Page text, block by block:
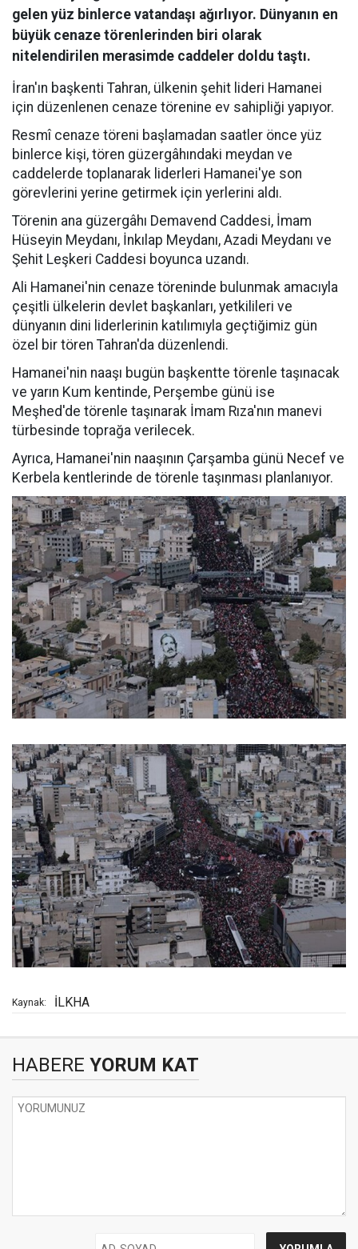
gelen yüz binlerce vatandaşı ağırlıyor. Dünyanın en
büyük cenaze törenlerinden biri olarak
nitelendirilen merasimde caddeler doldu taştı.
İran'ın başkenti Tahran, ülkenin şehit lideri Hamanei
için düzenlenen cenaze törenine ev sahipliği yapıyor.
Resmî cenaze töreni başlamadan saatler önce yüz
binlerce kişi, tören güzergâhındaki meydan ve
caddelerde toplanarak liderleri Hamanei'ye son
görevlerini yerine getirmek için yerlerini aldı.
Törenin ana güzergâhı Demavend Caddesi, İmam
Hüseyin Meydanı, İnkılap Meydanı, Azadi Meydanı ve
Şehit Leşkeri Caddesi boyunca uzandı.
Ali Hamanei'nin cenaze töreninde bulunmak amacıyla
çeşitli ülkelerin devlet başkanları, yetkilileri ve
dünyanın dini liderlerinin katılımıyla geçtiğimiz gün
özel bir tören Tahran'da düzenlendi.
Hamanei'nin naaşı bugün başkentte törenle taşınacak
ve yarın Kum kentinde, Perşembe günü ise
Meşhed'de törenle taşınarak İmam Rıza'nın manevi
türbesinde toprağa verilecek.
Ayrıca, Hamanei'nin naaşının Çarşamba günü Necef ve
Kerbela kentlerinde de törenle taşınması planlanıyor.
Kaynak: İLKHA
HABERE YORUM KAT